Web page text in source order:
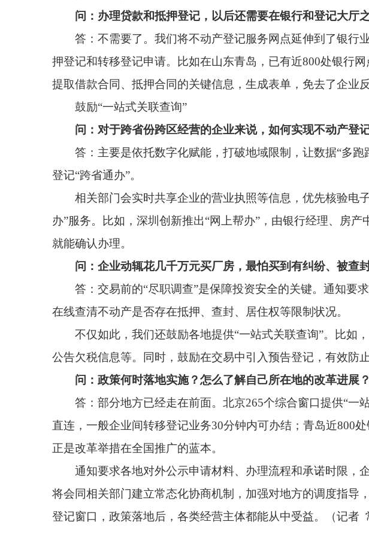
登记“跨省通办”。
相关部门会实时共享企业的营业执照等信息，优先核验电子营业执照，
就能确认办理。
问：企业动辄花几千万元买厂房，最怕买到有纠纷、被查封等情况的房产
答：交易前的“尽职调查”是保障投资安全的关键。通知要求，为有交易
在线查清不动产是否存在抵押、查封、居住权等限制状况。
不仅如此，我们还鼓励各地提供“一站式关联查询”。比如，有的地方实
问：政策何时落地实施？怎么了解自己所在地的改革进展？
答：部分地方已经走在前面。北京265个综合窗口提供“一站式”服务，
直连，一般企业间转移登记业务30分钟内可办结；青岛近800处银行网点入
正是改革举措在全国推广的蓝本。
通知要求各地对外公示申请材料、办理流程和承诺时限，企业可以直接
登记窗口，政策落地后，各类经营主体都能从中受益。（记者 常钦）